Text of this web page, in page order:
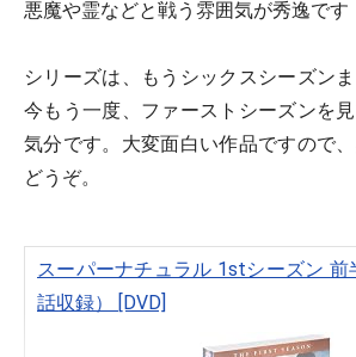
悪魔や霊などと戦う雰囲気が秀逸です
シリーズは、もうシックスシーズンま
今もう一度、ファーストシーズンを
気分です。大変面白い作品ですので
どうぞ。
スーパーナチュラル 1stシーズン 前
話収録） [DVD]